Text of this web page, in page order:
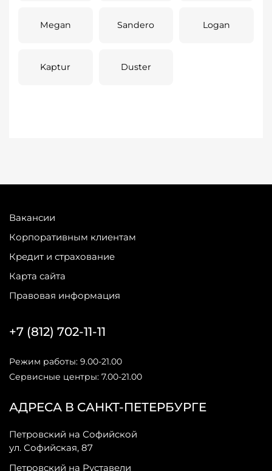
Megan Sandero Logan
Kaptur Duster
Вакансии
Корпоративным клиентам
Кредит и страхование
Карта сайта
Правовая информация
АДРЕСА В САНКТ-ПЕТЕРБУРГЕ
Петровский на Софийской
ул. Софийская, 87
Петровский на Руставели
+7 (812) 702-11-11
Режим работы: 9.00-21.00
Сервисные центры: 7.00-21.00